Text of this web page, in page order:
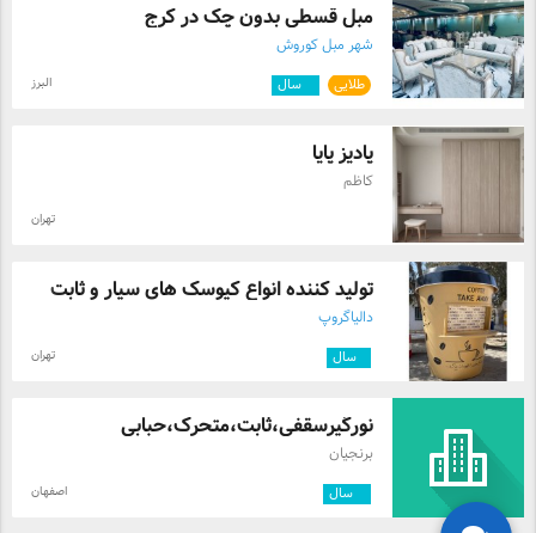
مبل قسطی بدون چک در کرج
شهر مبل کوروش
طلایی سال البرز
پادیز پایا
کاظم
تهران
تولید کننده انواع کیوسک های سیار و ثابت
دالیاگروپ
سال تهران
نورگیرسقفی،ثابت،متحرک،حبابی
برنجیان
سال اصفهان